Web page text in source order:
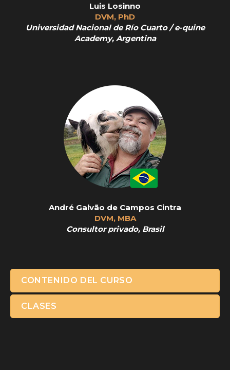
Luis Losinno
DVM, PhD
Universidad Nacional de Río Cuarto / e-quine
Academy, Argentina
André Galvão de Campos Cintra
DVM, MBA
Consultor privado, Brasil
CONTENIDO DEL CURSO
CLASES